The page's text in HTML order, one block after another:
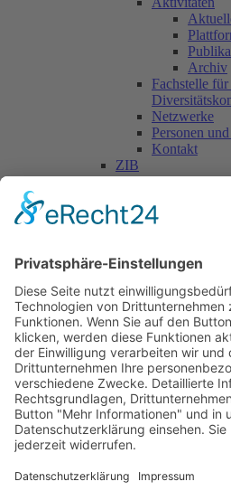
Archiv
Fachstelle
Netzwerke
Personen
Kontakt
ZIB
Päd. Praktische
Personen
Nationale
L.E.V.
Nachlese
Soziales
Materialien
Personen
Kontakt
ÖKOLOG/
Aktuelles
Materialien
Landes-ARGE-